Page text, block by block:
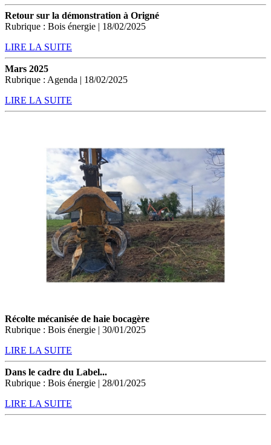
Retour sur la démonstration à Origné
Rubrique : Bois énergie | 18/02/2025
LIRE LA SUITE
Mars 2025
Rubrique : Agenda | 18/02/2025
LIRE LA SUITE
Récolte mécanisée de haie bocagère
Rubrique : Bois énergie | 30/01/2025
LIRE LA SUITE
Dans le cadre du Label...
Rubrique : Bois énergie | 28/01/2025
LIRE LA SUITE